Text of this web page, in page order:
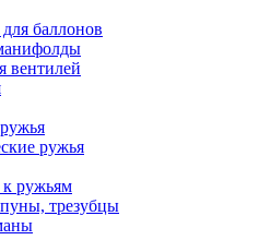
баллонов
вентилей
ружья
к ружьям
трезубцы